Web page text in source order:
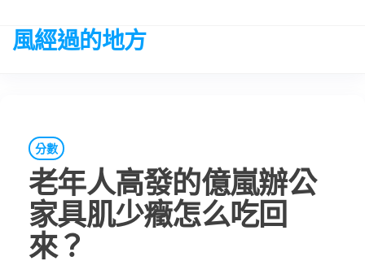
the
風經過的地方
分數
老年人高發的億嵐辦公
家具肌少癥怎么吃回
來？